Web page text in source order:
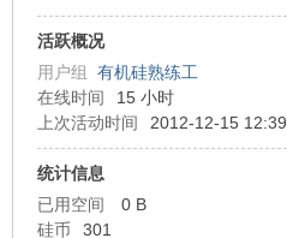
活跃概况
用户组 有机硅熟练工
在线时间
15 小时
上次活动时间
2012-12-15 12:39
统计信息
已用空间
0 B
硅币
301